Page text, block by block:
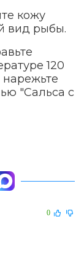
кожу
вид рыбы.
120
нарежьте
"Сальса с
0